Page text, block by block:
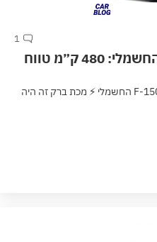
1
פורד הציגה את ה-F-150 החשמלי: 480 ק״מ טווח
🌎 חדשות רכב > פורד הציגה את ה-F-150 החשמלי ⚡ מכת ברק זה היה